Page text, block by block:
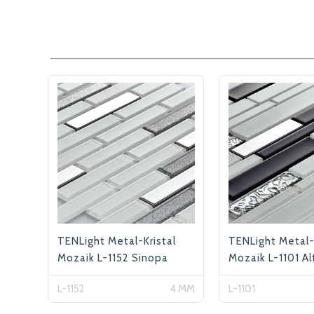
TENLight Metal-Kristal
Mozaik L-1152 Sinopa
L-1152 4 MM
TENLight
Mozaik L-1101
L-1101